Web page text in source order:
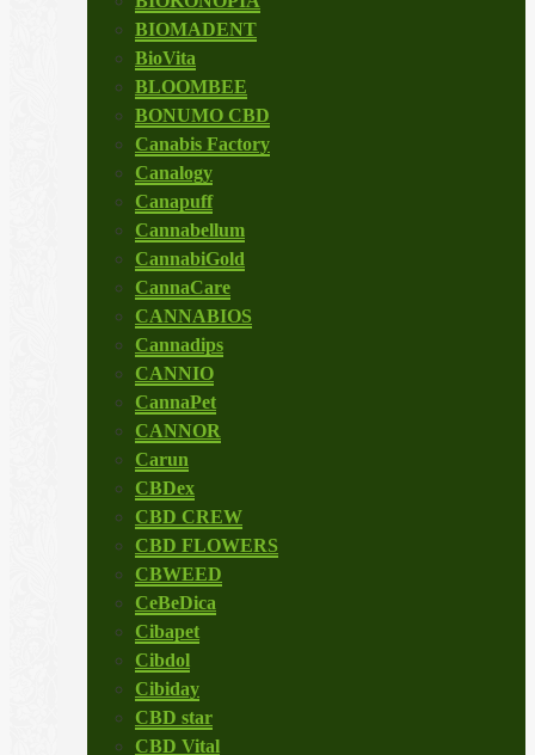
BIOMADENT
BioVita
BLOOMBEE
BONUMO CBD
Canabis Factory
Canalogy
Canapuff
Cannabellum
CannabiGold
CannaCare
CANNABIOS
Cannadips
CANNIO
CannaPet
CANNOR
Carun
CBDex
CBD CREW
CBD FLOWERS
CBWEED
CeBeDica
Cibapet
Cibdol
Cibiday
CBD star
CBD Vital